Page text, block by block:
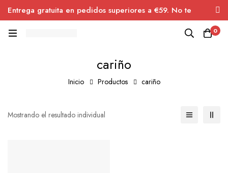
Entrega gratuita en pedidos superiores a €59. No te
pierdas el descuento.
0
cariño
Inicio Productos cariño
Mostrando el resultado individual